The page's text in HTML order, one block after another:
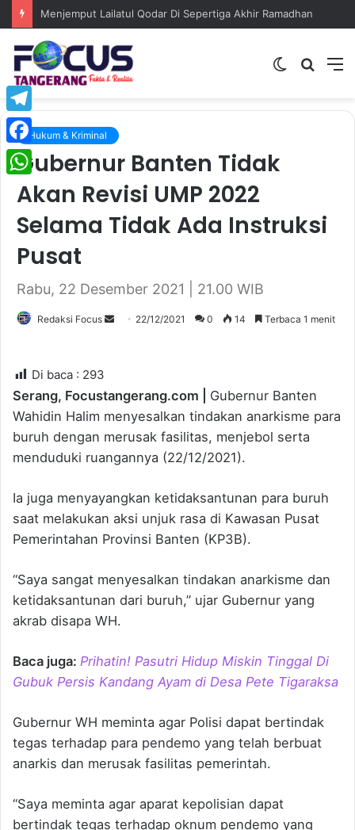
Menjemput Lailatul Qodar Di Sepertiga Akhir Ramadhan
Search
Switch
Hukum & Kriminal
Gubernur Banten Tidak
Akan Revisi UMP 2022
Selama Tidak Ada Instruksi
Pusat
Rabu, 22 Desember 2021 | 21.00 WIB
Redaksi Focus
Send 22/12/2021 0 14 Terbaca 1 menit
Di baca : 293
Serang, Focustangerang.com | Gubernur Banten
Wahidin Halim menyesalkan tindakan anarkisme para
buruh dengan merusak fasilitas, menjebol serta
menduduki ruangannya (22/12/2021).
Ia juga menyayangkan ketidaksantunan para buruh
saat melakukan aksi unjuk rasa di Kawasan Pusat
Pemerintahan Provinsi Banten (KP3B).
“Saya sangat menyesalkan tindakan anarkisme dan
ketidaksantunan dari buruh,” ujar Gubernur yang
akrab disapa WH.
Baca juga: Prihatin! Pasutri Hidup Miskin Tinggal Di
Gubuk Persis Kandang Ayam di Desa Pete Tigaraksa
Gubernur WH meminta agar Polisi dapat bertindak
tegas terhadap para pendemo yang telah berbuat
anarkis dan merusak fasilitas pemerintah.
“Saya meminta agar aparat kepolisian dapat
bertindak tegas terhadap oknum pendemo yang
Telegram
Facebook
WhatsApp